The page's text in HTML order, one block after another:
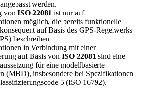
werden.
von ISO 22081 ist nur auf
möglich, die bereits funktionelle
auf Basis des GPS-Regelwerks
beschreiben.
in Verbindung mit einer
auf Basis von ISO 22081 sind eine
für eine modellbasierte
(MBD), insbesondere bei Spezifikationen
5 (ISO 16792).